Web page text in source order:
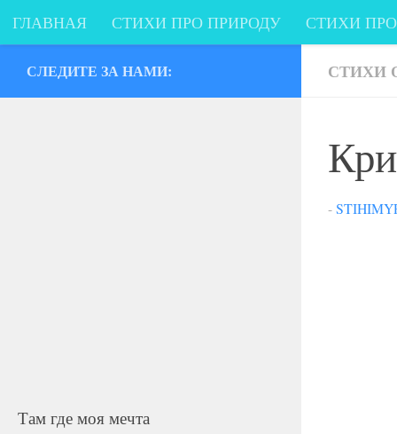
Перейти к содержимому
ГЛАВНАЯ СТИХИ ПРО ПРИРОДУ СТИХИ
СТИХИ О ПРАЗДНИКАХ СТИХИ ПРО СТИХИ
-
СЛЕДИТЕ ЗА НАМИ:
Там где моя мечта